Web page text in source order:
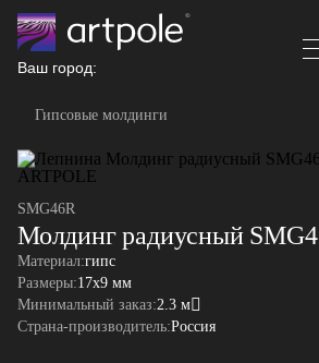
Ваш город:
Гипсовые молдинги
SMG46R
Молдинг радиусный
Материал:гипс
Размеры:17x9 мм
Минимальный заказ:2.3 м
Страна-производитель:Россия